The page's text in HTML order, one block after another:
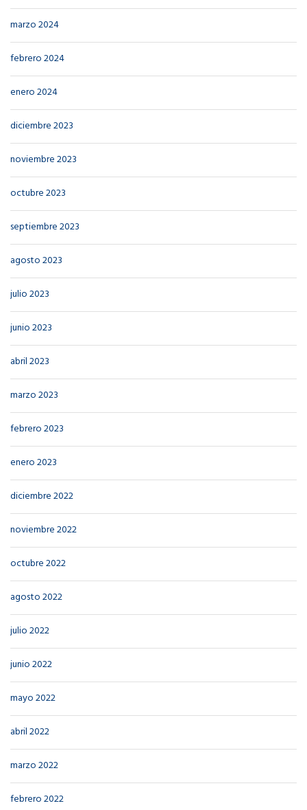
marzo 2024
febrero 2024
enero 2024
diciembre 2023
noviembre 2023
octubre 2023
septiembre 2023
agosto 2023
julio 2023
junio 2023
abril 2023
marzo 2023
febrero 2023
enero 2023
diciembre 2022
noviembre 2022
octubre 2022
agosto 2022
julio 2022
junio 2022
mayo 2022
abril 2022
marzo 2022
febrero 2022